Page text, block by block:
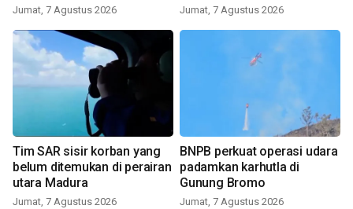
Jumat, 7 Agustus 2026 Jumat, 7 Agustus 2026
Tim SAR sisir korban yang
belum ditemukan di perairan
utara Madura
Jumat, 7 Agustus 2026
BNPB perkuat operasi udara
padamkan karhutla di
Gunung Bromo
Jumat, 7 Agustus 2026